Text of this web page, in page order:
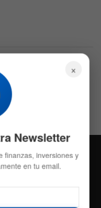
×
Newsletter
finanzas, inversiones y
en tu email.